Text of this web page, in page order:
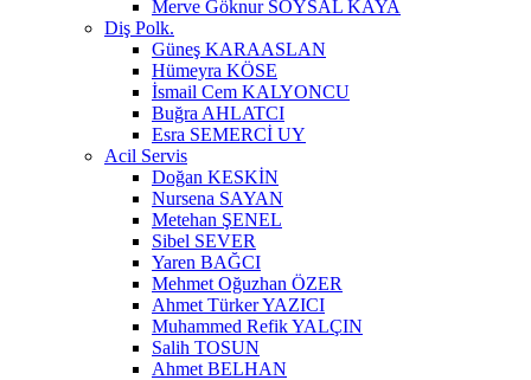
Merve Göknur SOYSAL KAYA
Diş Polk.
Güneş KARAASLAN
Hümeyra KÖSE
İsmail Cem KALYONCU
Buğra AHLATCI
Esra SEMERCİ UY
Acil Servis
Doğan KESKİN
Nursena SAYAN
Metehan ŞENEL
Sibel SEVER
Yaren BAĞCI
Mehmet Oğuzhan ÖZER
Ahmet Türker YAZICI
Muhammed Refik YALÇIN
Salih TOSUN
Ahmet BELHAN